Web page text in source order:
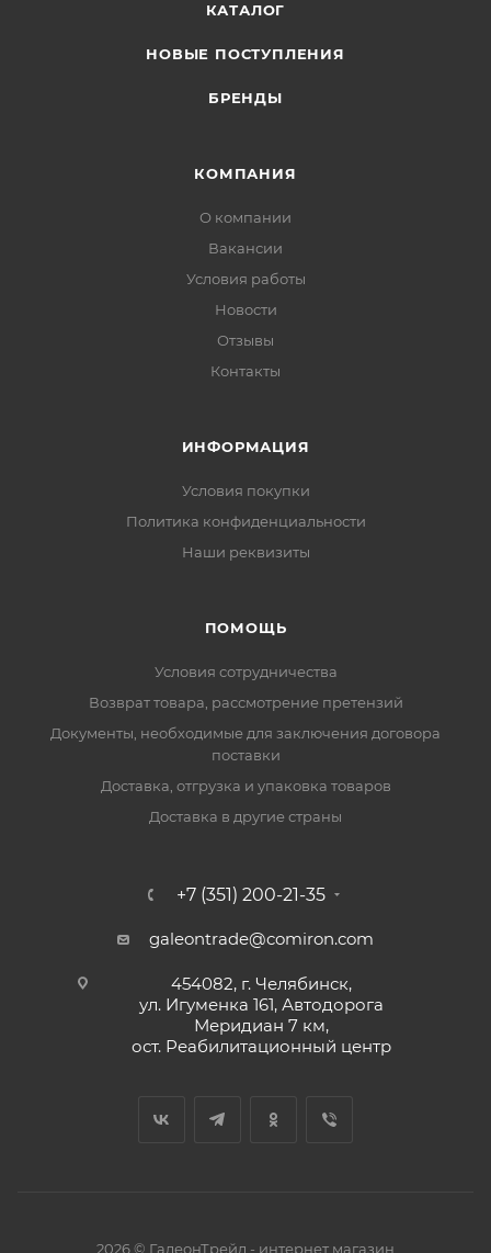
КАТАЛОГ
НОВЫЕ ПОСТУПЛЕНИЯ
БРЕНДЫ
КОМПАНИЯ
О компании
Вакансии
Условия работы
Новости
Отзывы
Контакты
ИНФОРМАЦИЯ
Условия покупки
Политика конфиденциальности
Наши реквизиты
ПОМОЩЬ
Условия сотрудничества
Возврат товара, рассмотрение претензий
Документы, необходимые для заключения договора
поставки
Доставка, отгрузка и упаковка товаров
Доставка в другие страны
+7 (351) 200-21-35
galeontrade@comiron.com
454082, г. Челябинск,
ул. Игуменка 161, Автодорога
Меридиан 7 км,
ост. Реабилитационный центр
2026 © ГалеонТрейд - интернет магазин